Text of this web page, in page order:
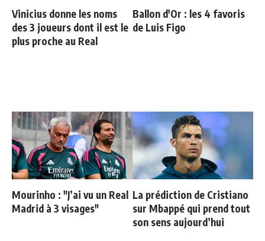
Vinicius donne les noms
des 3 joueurs dont il est le
plus proche au Real
Ballon d'Or : les 4 favoris
de Luis Figo
Mourinho : "J’ai vu un Real
Madrid à 3 visages"
La prédiction de Cristiano
sur Mbappé qui prend tout
son sens aujourd’hui